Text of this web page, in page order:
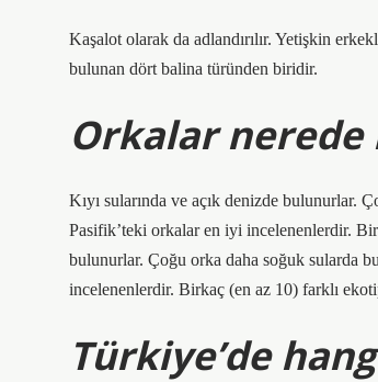
Kaşalot olarak da adlandırılır. Yetişkin
bulunan dört balina türünden biridir.
Orkalar nerede
Kıyı sularında ve açık denizde bulunurlar.
Pasifik’teki orkalar en iyi incelenenlerdir.
bulunurlar. Çoğu orka daha soğuk sularda
incelenenlerdir. Birkaç (en az 10) farklı
Türkiye’de